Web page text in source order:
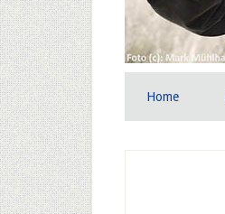
Home